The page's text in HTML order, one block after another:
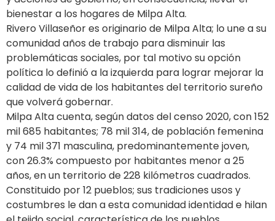
bienestar a los hogares de Milpa Alta.
Rivero Villaseñor es originario de Milpa Alta; lo une a su
comunidad años de trabajo para disminuir las
problemáticas sociales, por tal motivo su opción
política lo definió a la izquierda para lograr mejorar la
calidad de vida de los habitantes del territorio sureño
que volverá gobernar.
Milpa Alta cuenta, según datos del censo 2020, con 152
mil 685 habitantes; 78 mil 314, de población femenina
y 74 mil 371 masculina, predominantemente joven,
con 26.3% compuesto por habitantes menor a 25
años, en un territorio de 228 kilómetros cuadrados.
Constituido por 12 pueblos; sus tradiciones usos y
costumbres le dan a esta comunidad identidad e hilan